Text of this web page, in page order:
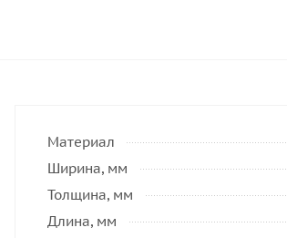
Материал
Ширина, мм
Толщина, мм
Длина, мм